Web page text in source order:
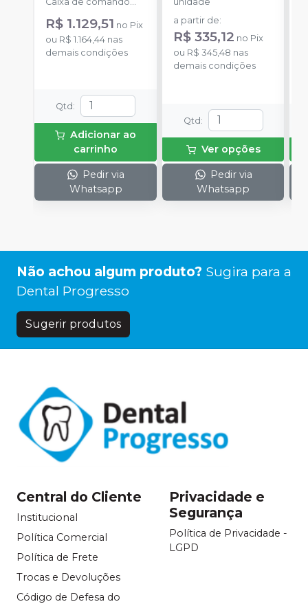
dupla; Jogo de
ponteiras (4 ponteiras
diferentes) + 2 Caneta
+ 1 Manual com
R$ 1.129,51 no Pix
ou R$ 1.164,44 nas
demais condições
Qtd :
Adicionar ao
carrinho
Pedir via
Whatsapp
a partir de:
R$ 335,12 no Pix
ou R$ 345,48 nas
demais condições
Qtd :
Ver opções
Pedir via
Whatsapp
Não achou algum produto? Sugira para a
Dental Progresso
Sugerir produtos
Central do Cliente
Institucional
Política Comercial
Política de Frete
Trocas e Devoluções
Código de Defesa do
Privacidade e
Segurança
Política de Privacidade -
LGPD